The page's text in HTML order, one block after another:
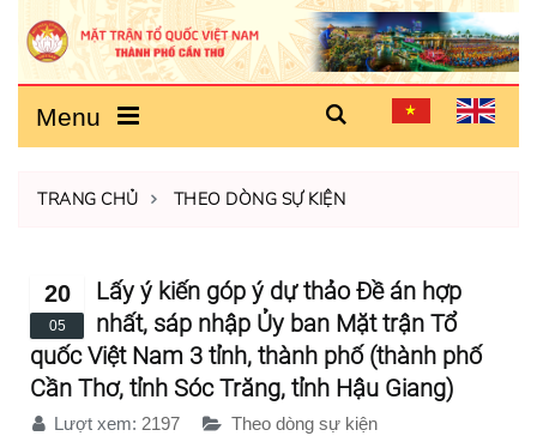
Menu
TRANG CHỦ THEO DÒNG SỰ KIỆN
20
05
Lấy ý kiến góp ý dự thảo Đề án hợp
nhất, sáp nhập Ủy ban Mặt trận Tổ
quốc Việt Nam 3 tỉnh, thành phố (thành phố
Cần Thơ, tỉnh Sóc Trăng, tỉnh Hậu Giang)
Lượt xem: 2197 Theo dòng sự kiện